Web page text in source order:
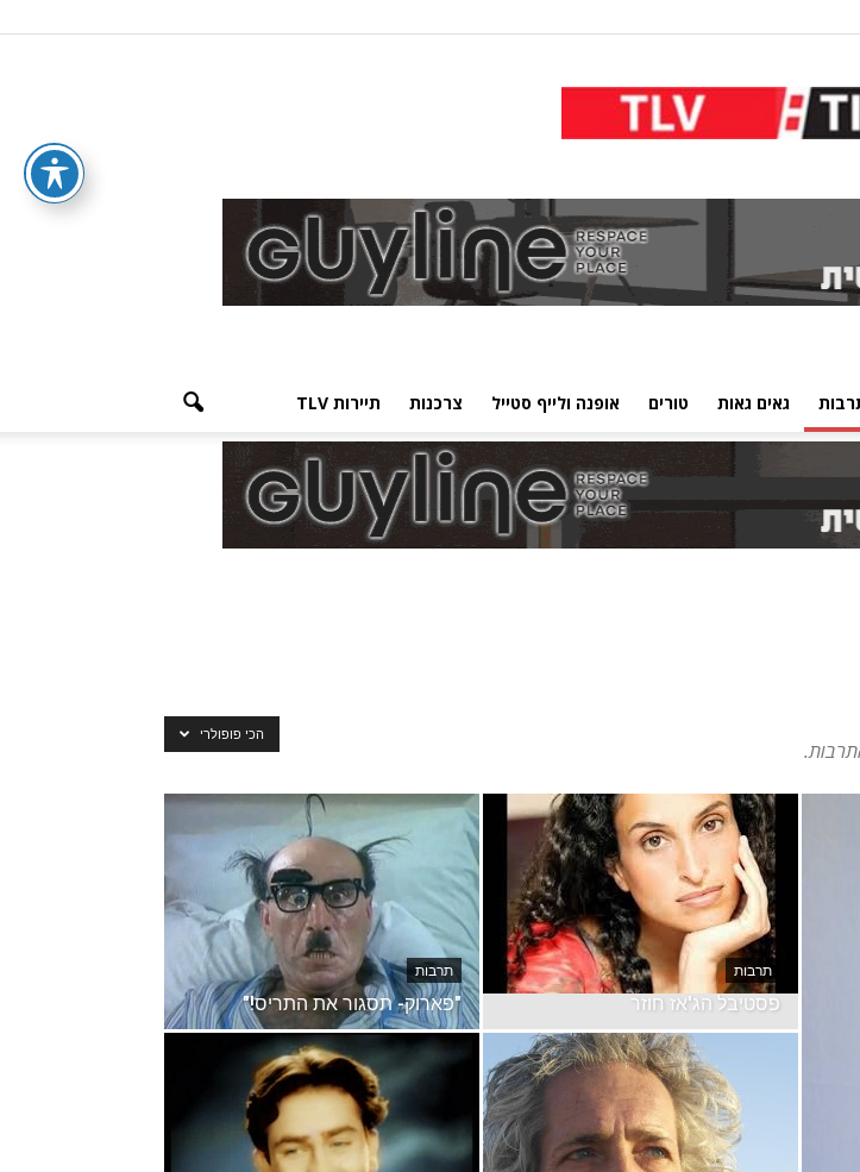
גאים גאות טורים אופנה ולייף סטייל צרכנות תיירות TLV
הכי פופולרי
תרבות
פסטיבל הג'אז חוזר
תרבות
"פארוק- תסגור את התריס!"